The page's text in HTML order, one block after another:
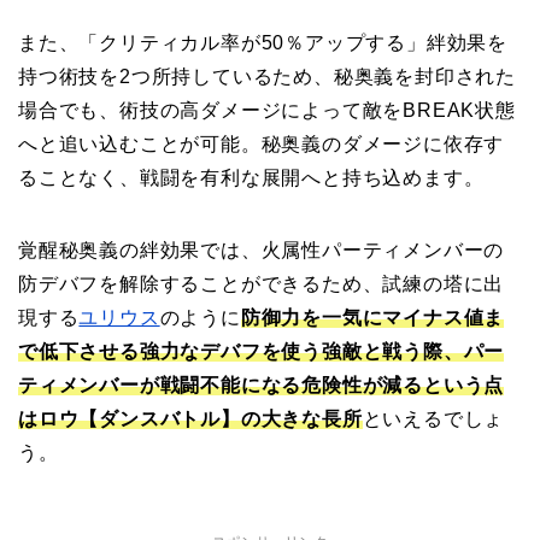
また、「クリティカル率が50％アップする」絆効果を
持つ術技を2つ所持しているため、秘奥義を封印された
場合でも、術技の高ダメージによって敵をBREAK状態
へと追い込むことが可能。秘奥義のダメージに依存す
ることなく、戦闘を有利な展開へと持ち込めます。
覚醒秘奥義の絆効果では、火属性パーティメンバーの
防デバフを解除することができるため、試練の塔に出
現するユリウスのように防御力を一気にマイナス値ま
で低下させる強力なデバフを使う強敵と戦う際、パー
ティメンバーが戦闘不能になる危険性が減るという点
はロウ【ダンスバトル】の大きな長所といえるでしょ
う。